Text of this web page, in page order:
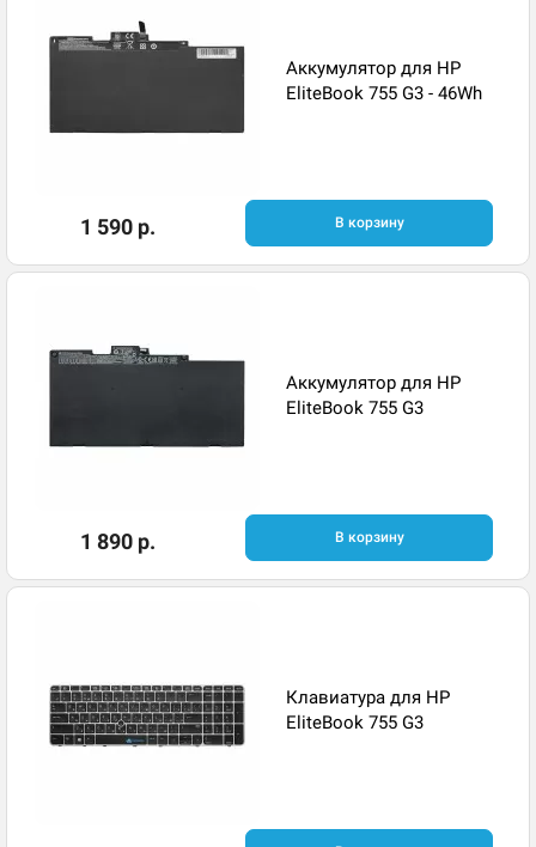
Аккумулятор для HP
EliteBook 755 G3 - 46Wh
1 590 р. В корзину
Аккумулятор для HP
EliteBook 755 G3
1 890 р. В корзину
Клавиатура для HP
EliteBook 755 G3